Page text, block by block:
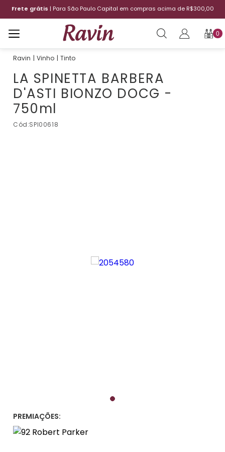
Frete grátis | Para São Paulo Capital em compras acima de R$300,00
0
Vinho Tinto
PREMIAÇÕES:
LA SPINETTA BARBERA
D'ASTI BIONZO DOCG -
750ml
Cód:SPI00618